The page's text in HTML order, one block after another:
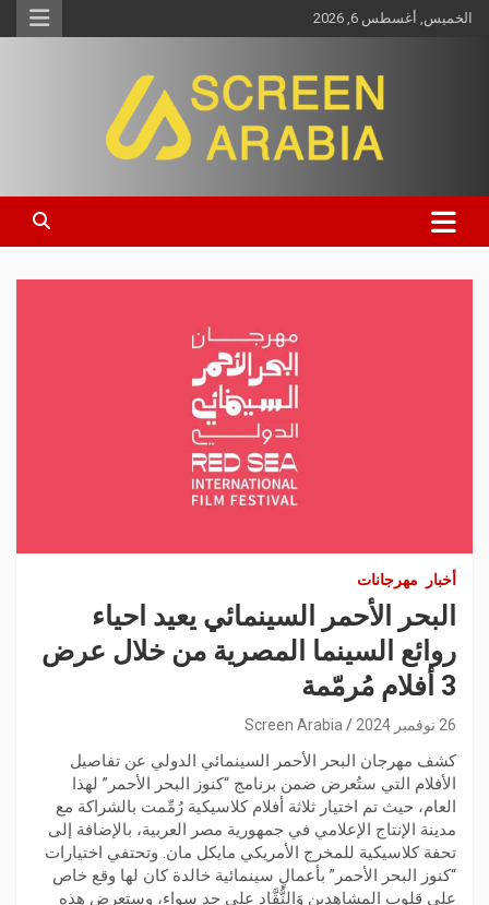
الخميس, أغسطس 6, 2026
Screen Arabia
أخبار مهرجانات
البحر الأحمر السینمائي يعيد احياء
روائع السینما المصریة من خلال عرض
3 أفلام مُرمّمة
26 نوفمبر 2024 Screen Arabia
كشف مھرجان البحر الأحمر السینمائي الدولي عن تفاصیل
الأفلام التي ستُعرض ضمن برنامج “كنوز البحر الأحمر” لھذا
العام، حیث تم اختیار ثلاثة أفلام كلاسیكیة رُمِّمت بالشراكة مع
مدینة الإنتاج الإعلامي في جمھوریة مصر العربیة، بالإضافة إلى
تحفة كلاسیكیة للمخرج الأمریكي مایكل مان. وتحتفي اختیارات
“كنوز البحر الأحمر” بأعمالٍ سینمائیة خالدة كان لھا وقع خاص
على قلوب المشاھدین وَالنُّقَّاد على حدٍ سواء، وستعرض ھذه